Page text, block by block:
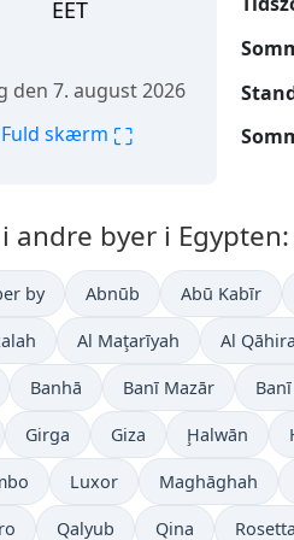
EET
den 7. august 2026
Fuld skærm ⛶
andre byer i Egypten:
by Abnūb Abū Kabīr
Al Maţarīyah Al
Banhā Banī Mazār
Girga Giza Ḩalwān
Luxor Maghāghah
Qalyub Qina